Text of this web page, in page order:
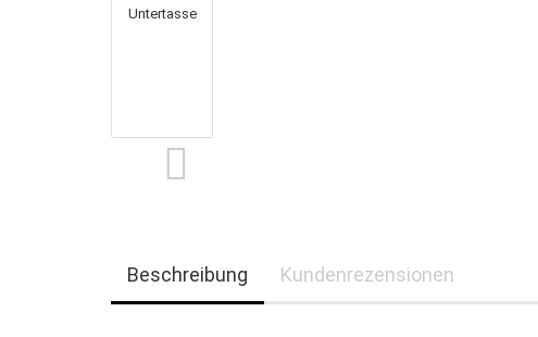
Beschreibung Kundenrezensionen